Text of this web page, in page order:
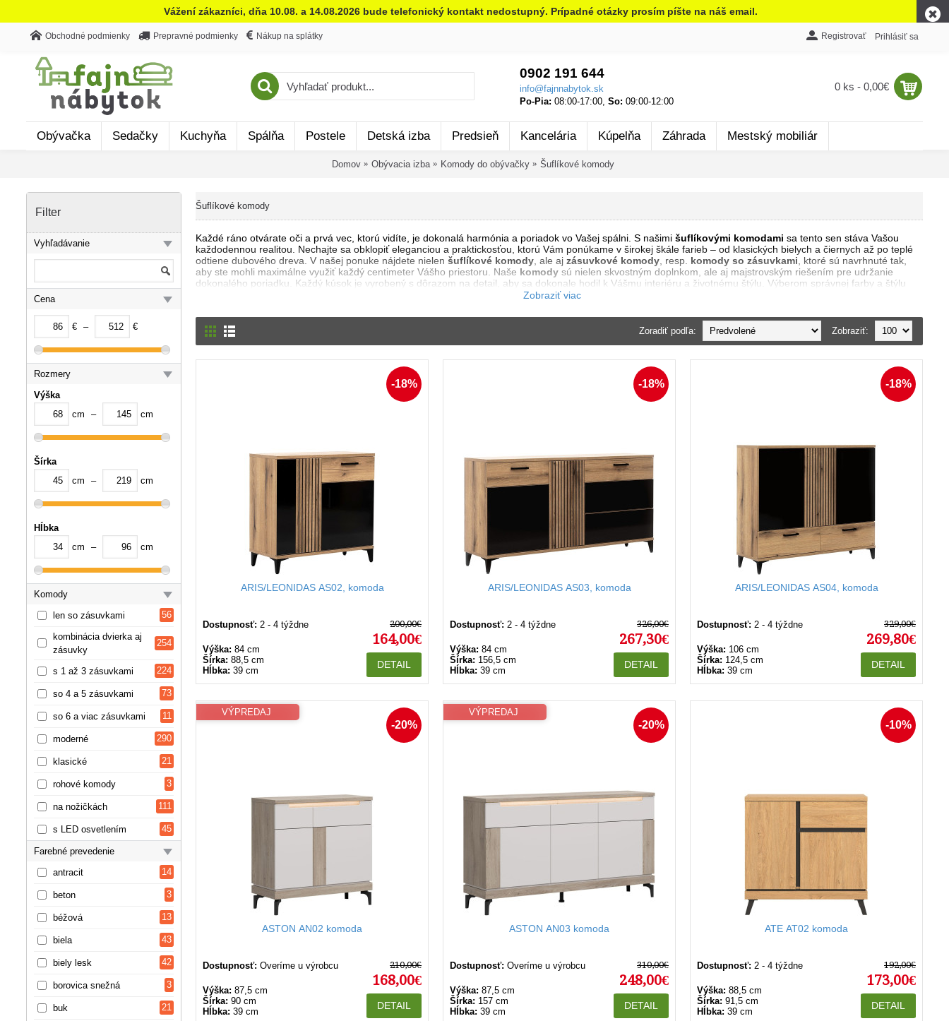
Vážení zákazníci, dňa 10.08. a 14.08.2026 bude telefonický kontakt nedostupný. Prípadné otázky prosím píšte na náš email.
Obchodné podmienky Prepravné podmienky Nákup na splátky Registrovať Prihlásiť sa
0902 191 644
info@fajnnabytok.sk
Po-Pia: 08:00-17:00, So: 09:00-12:00
0 ks - 0,00€
Obývačka Sedačky Kuchyňa Spálňa Postele Detská izba Predsieň Kancelária Kúpelňa Záhrada Mestský mobiliár
Domov Obývacia izba Komody do obývačky Šuflíkové komody
Filter
Vyhľadávanie
Cena
€ – €
Rozmery
Výška
cm
– cm
Šírka
cm
– cm
Hĺbka
cm
– cm
Komody
len so zásuvkami
56
kombinácia dvierka aj
zásuvky
254
s 1 až 3 zásuvkami 224
so 4 a 5 zásuvkami 73
so 6 a viac zásuvkami 11
moderné 290
klasické 21
rohové komody 3
na nožičkách 111
s LED osvetlením 45
Farebné prevedenie
antracit
14
beton 3
béžová 13
biela 43
biely lesk 42
borovica snežná 3
buk 21
Šuflíkové komody
Každé ráno otvárate oči a prvá vec, ktorú vidíte, je dokonalá harmónia a poriadok vo Vašej spálni. S našimi šuflíkovými komodami sa tento sen stáva Vašou
každodennou realitou. Nechajte sa obklopiť eleganciou a praktickosťou, ktorú Vám ponúkame v širokej škále farieb – od klasických bielych a čiernych až po teplé
odtiene dubového dreva. V našej ponuke nájdete nielen šuflíkové komody , ale aj zásuvkové komody , resp. komody so zásuvkami , ktoré sú navrhnuté tak,
aby ste mohli maximálne využiť každý centimeter Vášho priestoru. Naše komody sú nielen skvostným doplnkom, ale aj majstrovským riešením pre udržanie
dokonalého poriadku. Každý kúsok je vyrobený s dôrazom na detail, aby sa dokonale hodil k Vášmu interiéru a životnému štýlu. Výberom správnej farby a štýlu
vytvoríte atmosféru, ktorá Vás bude každý deň nabíjať pozitívnou energiou. Nechajte sa uniesť krásou a funkčnosťou našich šuflíkových komôd, ktoré sú
cítite. Preto nečakajte, vyberte si komodu, ktorá Vám prináša radosť a poriadok každý deň.
Výhody šuflíkovej komody:
-možnosť výberu farby: či už preferujete čistotu bielej, eleganciu čiernej alebo teplý nádych dubového dreva, nájdete u nás komodu, ktorá dokonale zapadne do
: naše komody ponúkajú dostatok zásuviek na to, aby ste v nich mohli prehľadne usporiadať všetko, čo potrebujete mať po ruke,
Zobraziť:
Zoradiť podľa:
-18%
ARIS/LEONIDAS AS02, komoda
Dostupnosť: 2 - 4 týždne
Výška: 84 cm
Šírka: 88,5 cm
Hĺbka: 39 cm
200,00€
164,00€
DETAIL
-18%
ARIS/LEONIDAS AS03, komoda
Dostupnosť: 2 - 4 týždne
Výška: 84 cm
Šírka: 156,5 cm
Hĺbka: 39 cm
326,00€
267,30€
DETAIL
-18%
ARIS/LEONIDAS AS04, komoda
Dostupnosť: 2 - 4 týždne
Výška: 106 cm
Šírka: 124,5 cm
Hĺbka: 39 cm
329,00€
269,80€
DETAIL
VÝPREDAJ
-20%
ASTON AN02 komoda
Dostupnosť: Overíme u výrobcu
Výška: 87,5 cm
Šírka: 90 cm
Hĺbka: 39 cm
210,00€
168,00€
DETAIL
VÝPREDAJ
-20%
ASTON AN03 komoda
Dostupnosť: Overíme u výrobcu
Výška: 87,5 cm
Šírka: 157 cm
Hĺbka: 39 cm
310,00€
248,00€
DETAIL
-10%
ATE AT02 komoda
Dostupnosť: 2 - 4 týždne
Výška: 88,5 cm
Šírka: 91,5 cm
Hĺbka: 39 cm
192,00€
173,00€
DETAIL